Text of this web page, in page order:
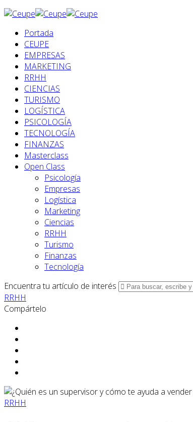
Portada
CEUPE
EMPRESAS
MARKETING
RRHH
CIENCIAS
TURISMO
LOGÍSTICA
PSICOLOGÍA
TECNOLOGÍA
FINANZAS
Masterclass
Open Class
Psicología
Empresas
Logística
Marketing
Ciencias
RRHH
Turismo
Finanzas
Tecnología
Encuentra tu artículo de interés
RRHH
Compártelo
RRHH